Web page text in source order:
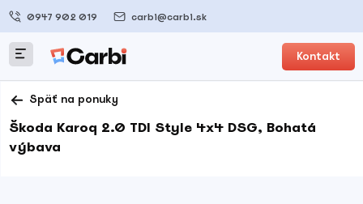
0947 902 019 carbi@carbi.sk
Kontakt
Späť na ponuky
Škoda Karoq 2.0 TDI Style 4x4 DSG, Bohatá
výbava